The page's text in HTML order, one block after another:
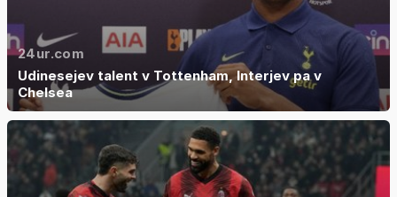
24ur.com
Udinesejev talent v Tottenham, Interjev pa v
Chelsea